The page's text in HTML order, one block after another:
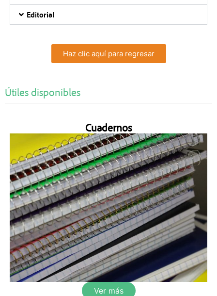
Editorial
Haz clic aquí para regresar
Útiles disponibles
Cuadernos
Ver más